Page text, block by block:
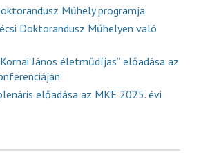
Műhely programja
Doktorandusz Műhelyen való
János életműdíjas” előadása az
előadása az MKE 2025. évi